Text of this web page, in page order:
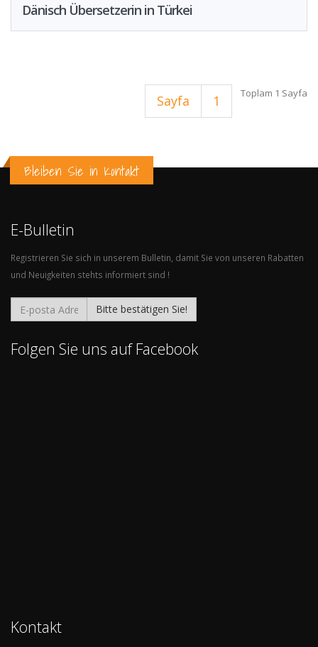
Dänisch Übersetzerin in Türkei
Sayfa 1 Toplam 1 Sayfa
Bleiben Sie in Kontakt
E-Bulletin
Registrieren Sie sich in unserem Bulletin, damit Sie von unseren Rabatten
und Neuigkeiten stehts informiert sind !
Bitte bestätigen Sie!
Folgen Sie uns auf Facebook
Kontakt